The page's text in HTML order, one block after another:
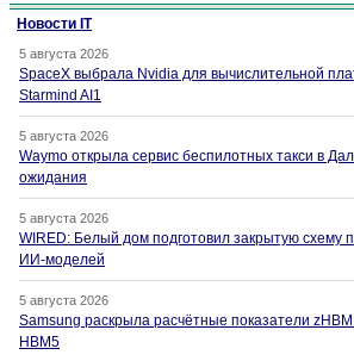
Новости IT
5 августа 2026
SpaceX выбрала Nvidia для вычислительной
Starmind AI1
5 августа 2026
Waymo открыла сервис беспилотных такси в
ожидания
5 августа 2026
WIRED: Белый дом подготовил закрытую схему
ИИ-моделей
5 августа 2026
Samsung раскрыла расчётные показатели
HBM5